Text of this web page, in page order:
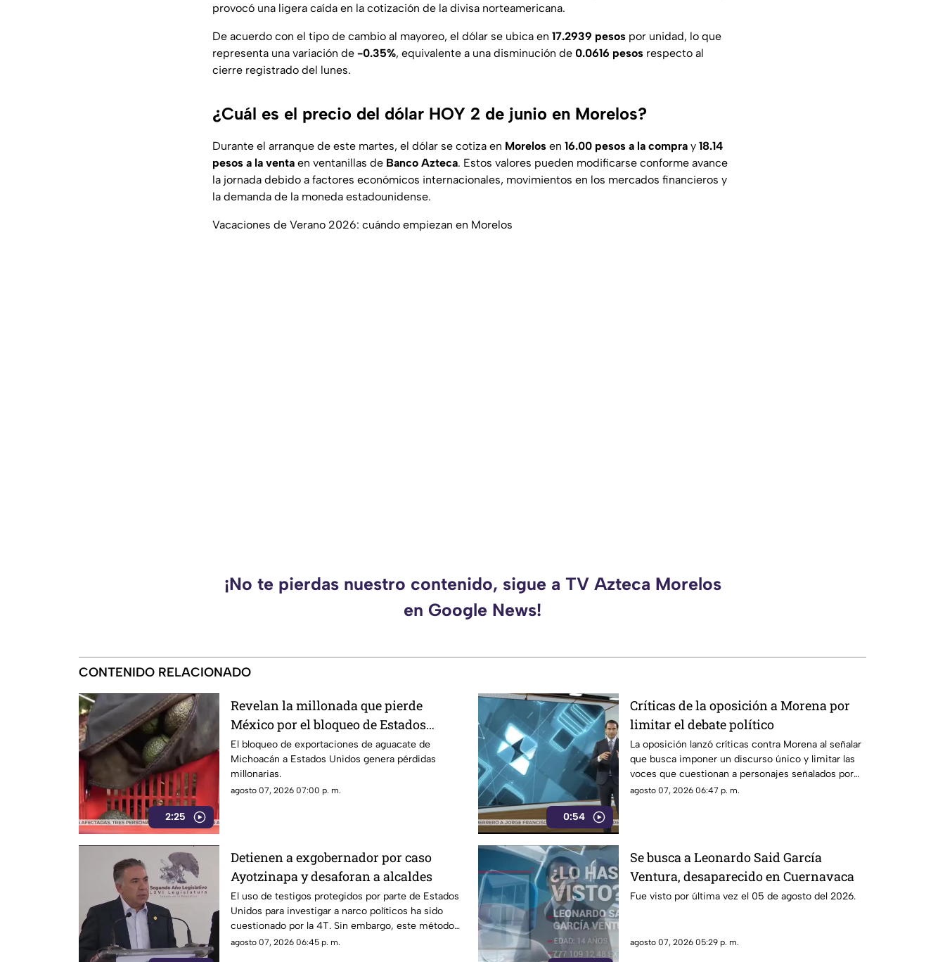
provocó una ligera caída en la cotización de la divisa norteamericana.
De acuerdo con el tipo de cambio al mayoreo, el dólar se ubica en 17.2939 pesos por unidad, lo que
representa una variación de -0.35%, equivalente a una disminución de 0.0616 pesos respecto al
cierre registrado del lunes.
¿Cuál es el precio del dólar HOY 2 de junio en Morelos?
Durante el arranque de este martes, el dólar se cotiza en Morelos en 16.00 pesos a la compra y 18.14
pesos a la venta en ventanillas de Banco Azteca. Estos valores pueden modificarse conforme avance
la jornada debido a factores económicos internacionales, movimientos en los mercados financieros y
la demanda de la moneda estadounidense.
Vacaciones de Verano 2026: cuándo empiezan en Morelos
¡No te pierdas nuestro contenido, sigue a TV Azteca Morelos
en Google News!
CONTENIDO RELACIONADO
2:25
Revelan la millonada que pierde
México por el bloqueo de Estados
Unidos al aguacate de Michoacán
El bloqueo de exportaciones de aguacate de
Michoacán a Estados Unidos genera pérdidas
millonarias.
agosto 07, 2026 07:00 p. m.
0:54
Críticas de la oposición a Morena por
limitar el debate político
La oposición lanzó críticas contra Morena al señalar
que busca imponer un discurso único y limitar las
voces que cuestionan a personajes señalados por
presuntos vínculos con la narcopolítica de la 4T.
agosto 07, 2026 06:47 p. m.
Detienen a exgobernador por caso
Ayotzinapa y desaforan a alcaldes
El uso de testigos protegidos por parte de Estados
Unidos para investigar a narco políticos ha sido
cuestionado por la 4T. Sin embargo, este método
también ha colocado bajo la lupa a funcionarios y
agosto 07, 2026 06:45 p. m.
Se busca a Leonardo Said García
Ventura, desaparecido en Cuernavaca
Fue visto por última vez el 05 de agosto del 2026.
agosto 07, 2026 05:29 p. m.